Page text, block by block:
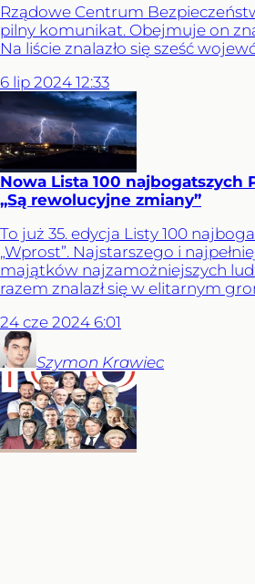
Rządowe Centrum
pilny komunikat. Obejmuje on
Na liście znalazło się sześć
6 lip 2024 12:33
Nowa Lista 100 najbogatszych
„Są rewolucyjne zmiany”
To już 35. edycja Listy 100
„Wprost”. Najstarszego i
majątków najzamożniejszych
razem znalazł się w elitarnym
24 cze 2024 6:01
Szymon Krawiec